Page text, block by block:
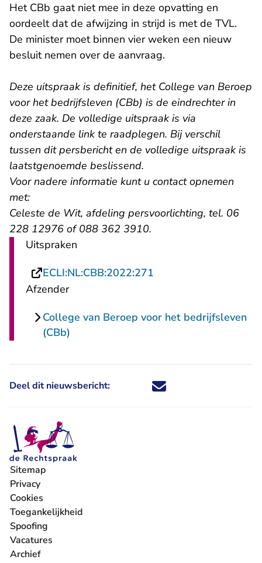
Het CBb gaat niet mee in deze opvatting en
oordeelt dat de afwijzing in strijd is met de TVL.
De minister moet binnen vier weken een nieuw
besluit nemen over de aanvraag.
Deze uitspraak is definitief, het College van Beroep
voor het bedrijfsleven (CBb) is de eindrechter in
deze zaak. De volledige uitspraak is via
onderstaande link te raadplegen. Bij verschil
tussen dit persbericht en de volledige uitspraak is
laatstgenoemde beslissend.
Voor nadere informatie kunt u contact opnemen
met:
Celeste de Wit, afdeling persvoorlichting, tel. 06
228 12976 of 088 362 3910.
Uitspraken
ECLI:NL:CBB:2022:271
Afzender
College van Beroep voor het bedrijfsleven
(CBb)
Deel dit nieuwsbericht: Deel dit nieuwsbericht via X -
Deel dit nieuwsbericht via
Deel dit nieuwsbericht
Deel dit
Sitemap
Privacy
Cookies
Toegankelijkheid
Spoofing
Vacatures
- U verlaat Rechtspraak.nl
Archief